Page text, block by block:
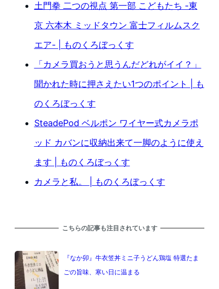
土門拳 二つの視点 第一部 こどもたち -東
京 六本木 ミッドタウン 富士フィルムスク
エア- | ものくろぼっくす
「カメラ買おうと思うんだどれがイイ？」
聞かれた時に押さえたい1つのポイント | も
のくろぼっくす
SteadePod ベルポン ワイヤー式カメラポ
ッド カバンに収納出来て一脚のように使え
ます | ものくろぼっくす
カメラと私。 | ものくろぼっくす
こちらの記事も注目されています
『なか卯』牛衣笠丼ミニ子うどん鶏塩 特選たま
ごの旨味、寒い日に温まる